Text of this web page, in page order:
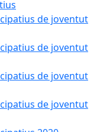
de joventut
de joventut
de joventut
de joventut